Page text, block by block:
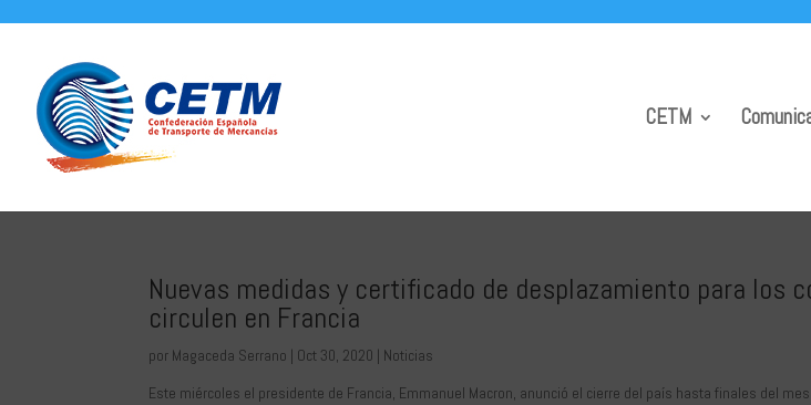
CETM
Nuevas medidas y certificado de desplazamiento para los
circulen en Francia
por Magaceda Serrano | Oct 30, 2020 | Noticias
Este miércoles el presidente de Francia, Emmanuel Macron, anunció el cierre del país hasta finales del